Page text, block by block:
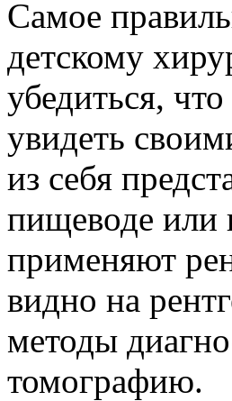
Самое
детскому
убедиться,
увидеть
из себя
пищеводе или
применяют
видно на
методы
томографию.